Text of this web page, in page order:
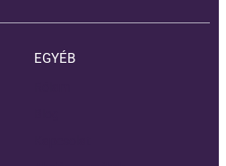
EGYÉB